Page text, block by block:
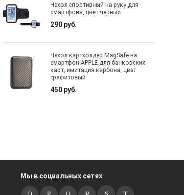
Чехол спортивный на руку для
смартфона, цвет черный
290 руб.
Чехол картхолдер MagSafe на
смартфон APPLE для банковских
карт, имитация карбона, цвет
графитовый
450 руб.
Мы в социальных сетях